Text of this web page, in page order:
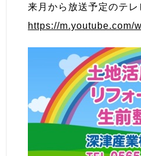
来月から放送予定のテレ
https://m.youtube.com/